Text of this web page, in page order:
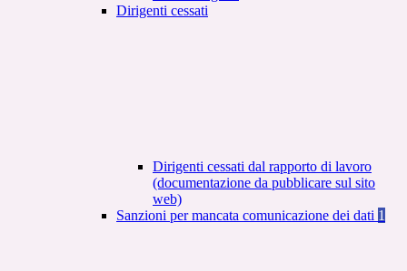
Dirigenti cessati
Dirigenti cessati dal rapporto di lavoro
(documentazione da pubblicare sul sito
web)
Sanzioni per mancata comunicazione dei dati 1